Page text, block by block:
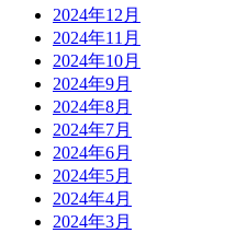
2024年12月
2024年11月
2024年10月
2024年9月
2024年8月
2024年7月
2024年6月
2024年5月
2024年4月
2024年3月